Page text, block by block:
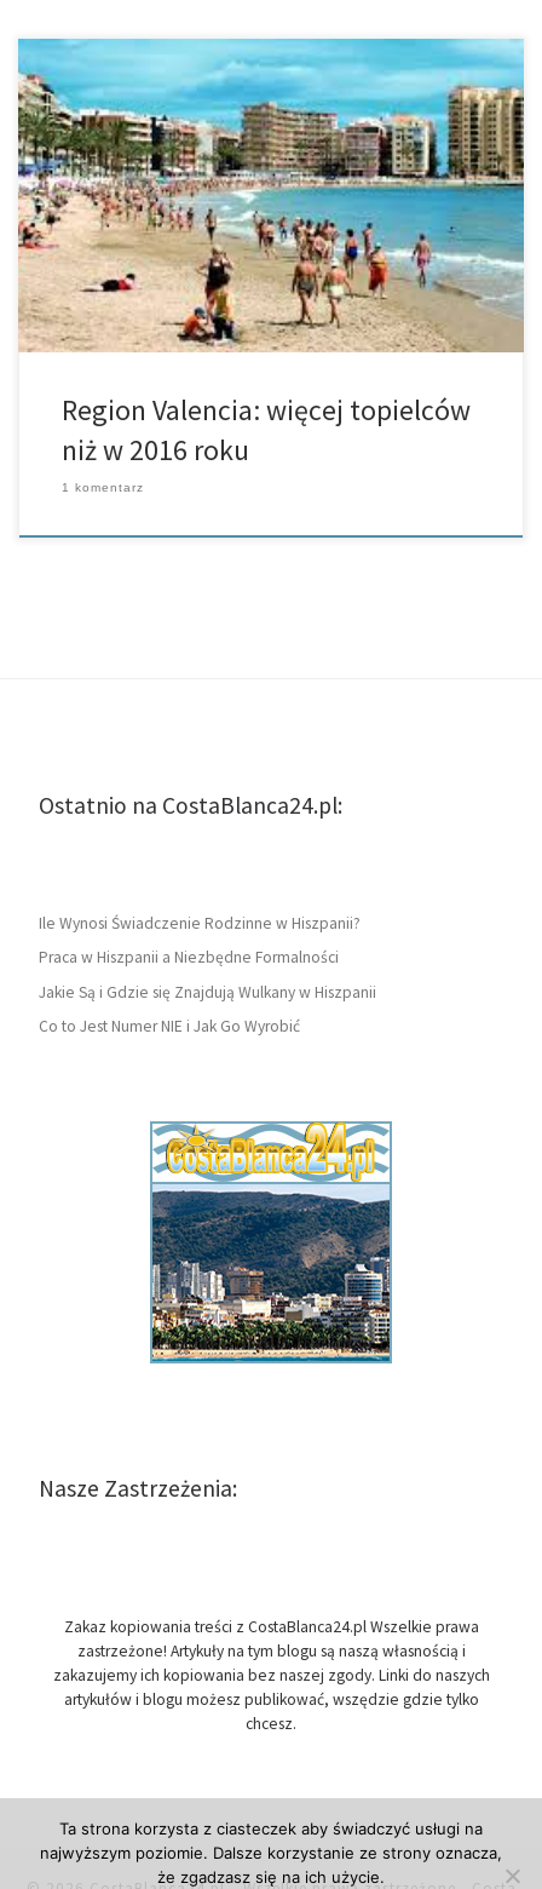
Wakacje to dla wszystkich piękny czas związany z odpoczynkiem,
miłymi przeżyciami oraz wspomnieniami. Niestety nie zawsze
okazują się one być przyjemne. W regionie Valencia tego lata
utopiło się już 37 […]
Region Valencia: więcej topielców
niż w 2016 roku
1 komentarz
Ostatnio na CostaBlanca24.pl:
Ile Wynosi Świadczenie Rodzinne w Hiszpanii?
Praca w Hiszpanii a Niezbędne Formalności
Jakie Są i Gdzie się Znajdują Wulkany w Hiszpanii
Co to Jest Numer NIE i Jak Go Wyrobić
Nasze Zastrzeżenia:
Zakaz kopiowania treści z CostaBlanca24.pl Wszelkie prawa
zastrzeżone! Artykuły na tym blogu są naszą własnością i
zakazujemy ich kopiowania bez naszej zgody. Linki do naszych
artykułów i blogu możesz publikować, wszędzie gdzie tylko
chcesz.
Ta strona korzysta z ciasteczek aby świadczyć usługi na
najwyższym poziomie. Dalsze korzystanie ze strony oznacza,
że zgadzasz się na ich użycie.